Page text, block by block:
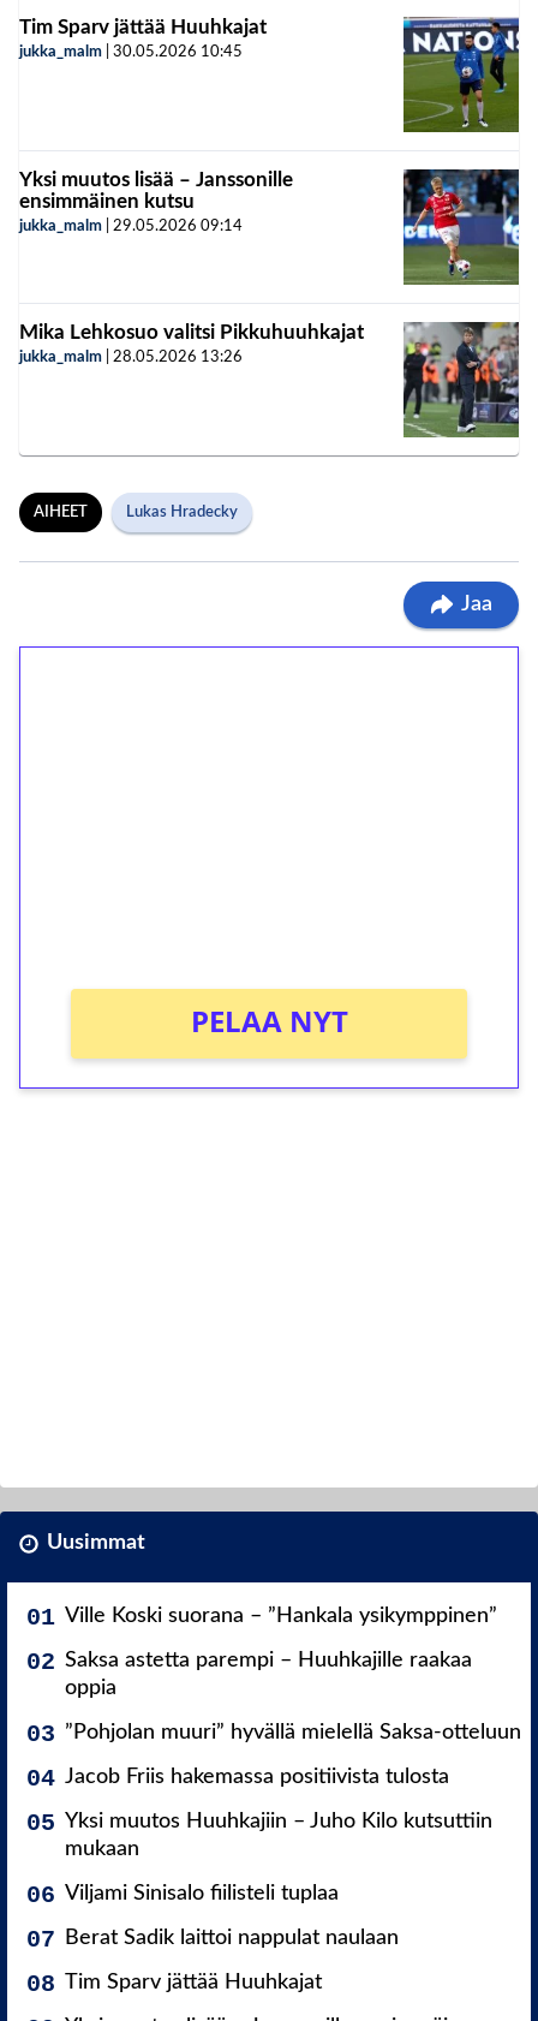
Tim Sparv jättää Huuhkajat
jukka_malm 30.05.2026 10:45
Yksi muutos lisää – Janssonille
ensimmäinen kutsu
jukka_malm 29.05.2026 09:14
Mika Lehkosuo valitsi Pikkuhuuhkajat
jukka_malm 28.05.2026 13:26
AIHEET Lukas Hradecky
Jaa
PELAA NYT
Uusimmat
Ville Koski suorana – ”Hankala ysikymppinen”
Saksa astetta parempi – Huuhkajille raakaa
oppia
”Pohjolan muuri” hyvällä mielellä Saksa-otteluun
Jacob Friis hakemassa positiivista tulosta
Yksi muutos Huuhkajiin – Juho Kilo kutsuttiin
mukaan
Viljami Sinisalo fiilisteli tuplaa
Berat Sadik laittoi nappulat naulaan
Tim Sparv jättää Huuhkajat